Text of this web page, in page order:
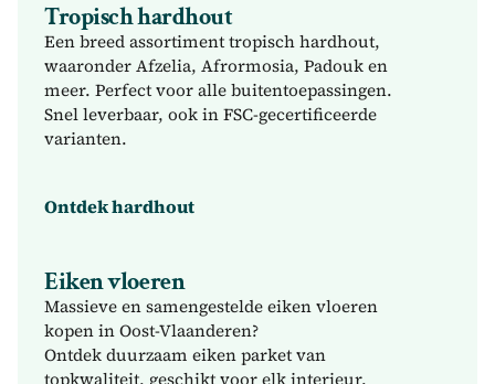
Tropisch hardhout
Een breed assortiment tropisch hardhout,
waaronder Afzelia, Afrormosia, Padouk en
meer. Perfect voor alle buitentoepassingen.
Snel leverbaar, ook in FSC-gecertificeerde
varianten.
Ontdek hardhout
Eiken vloeren
Massieve en samengestelde eiken vloeren
kopen in Oost-Vlaanderen?
Ontdek duurzaam eiken parket van
topkwaliteit, geschikt voor elk interieur.